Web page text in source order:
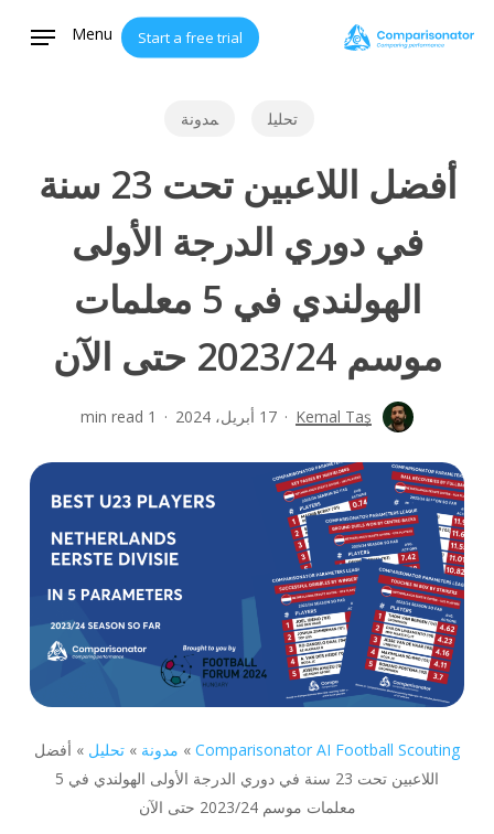
Start a free trial
Menu
تحليل مدونة
أفضل اللاعبين تحت 23 سنة
في دوري الدرجة الأولى
الهولندي في 5 معلمات
موسم 2023/24 حتى الآن
Kemal Taş 17 أبريل، 2024 1 min read
Comparisonator AI Football Scouting
» مدونة » تحليل » أفضل
اللاعبين تحت 23 سنة في دوري الدرجة الأولى الهولندي في 5
معلمات موسم 2023/24 حتى الآن